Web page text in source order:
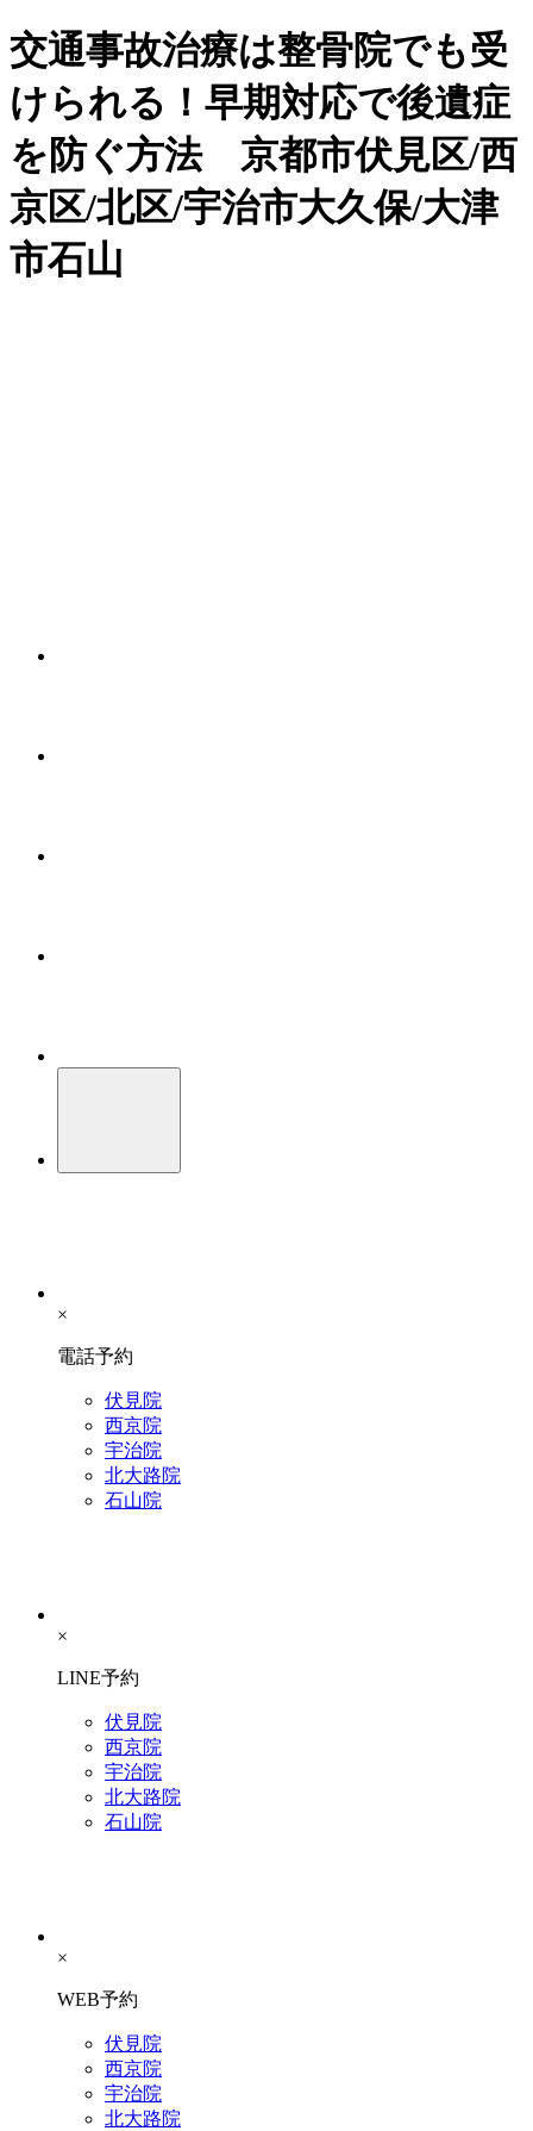
交通事故治療は整骨院でも受
けられる！早期対応で後遺症
を防ぐ方法 京都市伏見区/西
京区/北区/宇治市大久保/大津
市石山
×
電話予約
伏見院
西京院
宇治院
北大路院
石山院
×
LINE予約
伏見院
西京院
宇治院
北大路院
石山院
×
WEB予約
伏見院
西京院
宇治院
北大路院